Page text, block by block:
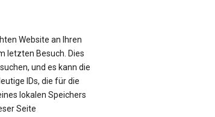
Website an Ihren
letzten Besuch. Dies
und es kann die
IDs, die für die
lokalen Speichers
Seite